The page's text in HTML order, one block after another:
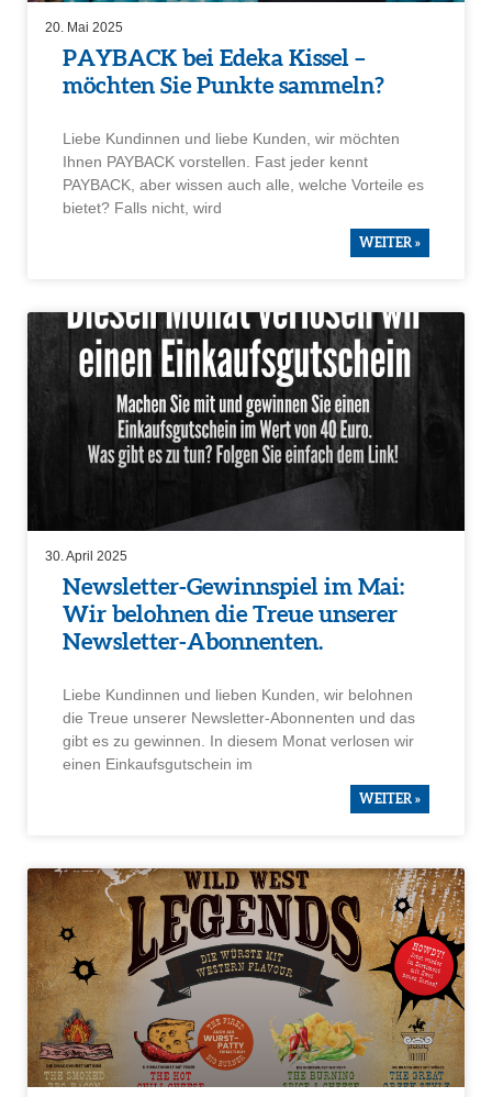
PAYBACK bei Edeka Kissel –
möchten Sie Punkte sammeln?
Liebe Kundinnen und liebe Kunden, wir möchten
Ihnen PAYBACK vorstellen. Fast jeder kennt
PAYBACK, aber wissen auch alle, welche Vorteile es
bietet? Falls nicht, wird
WEITER »
20. Mai 2025
Newsletter-Gewinn­spiel im Mai:
Wir belohnen die Treue unserer
Newsletter-Abonnenten.
Liebe Kundinnen und lieben Kunden, wir belohnen
die Treue unserer Newsletter-Abonnenten und das
gibt es zu gewinnen. In diesem Monat verlosen wir
einen Einkaufs­gut­schein im
WEITER »
30. April 2025